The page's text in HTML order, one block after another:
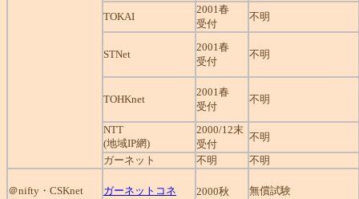
TOKAI
2001春
受付
不明
STNet
2001春
受付
不明
TOHKnet
2001春
受付
不明
NTT
(地域IP網)
2000/12末
受付
不明
ガーネット
不明 不明
＠nifty・CSKnet
ガーネットコネ
2000秋
無償試験